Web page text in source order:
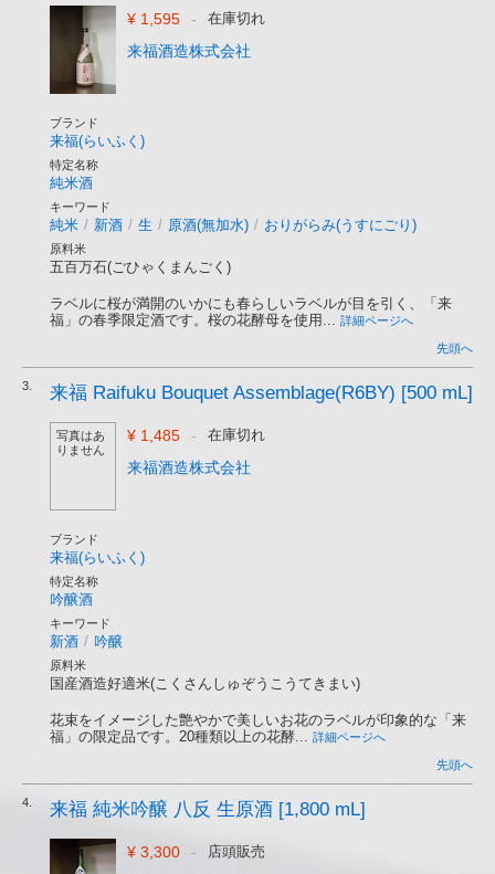
¥ 1,595 - 在庫切れ
来福酒造株式会社
ブランド
来福(らいふく)
特定名称
純米酒
キーワード
純米 / 新酒 / 生 / 原酒(無加水) / おりがらみ(うすにごり)
原料米
五百万石(ごひゃくまんごく)
ラベルに桜が満開のいかにも春らしいラベルが目を引く、「来
福」の春季限定酒です。桜の花酵母を使用... 詳細ページへ
先頭へ
3. 来福 Raifuku Bouquet Assemblage(R6BY) [500 mL]
写真はあ
りません
¥ 1,485 - 在庫切れ
来福酒造株式会社
ブランド
来福(らいふく)
特定名称
吟醸酒
キーワード
新酒 / 吟醸
原料米
国産酒造好適米(こくさんしゅぞうこうてきまい)
花束をイメージした艶やかで美しいお花のラベルが印象的な「来
福」の限定品です。20種類以上の花酵... 詳細ページへ
先頭へ
4. 来福 純米吟醸 八反 生原酒 [1,800 mL]
¥ 3,300 - 店頭販売